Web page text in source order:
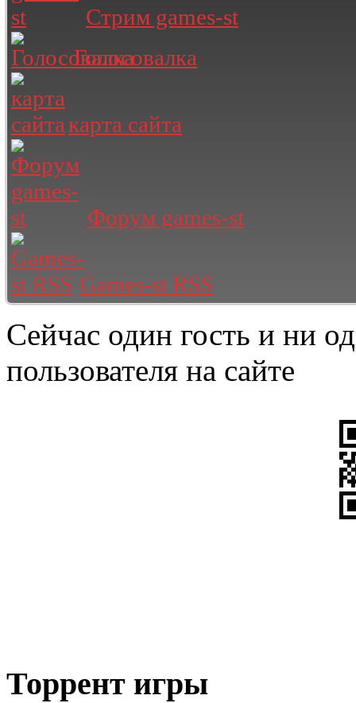
Стрим games-st
Голосовалка
карта сайта
Форум games-st
Games-st RSS
Сейчас один гость и ни
пользователя на сайте
Торрент игры